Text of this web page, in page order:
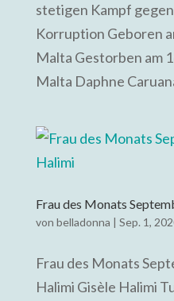
stetigen Kampf
Korruption Geboren
Malta Gestorben am
Malta Daphne
Frau des Monats
von belladonna | Sep. 1,
Frau des Monats
Halimi Gisèle Halimi